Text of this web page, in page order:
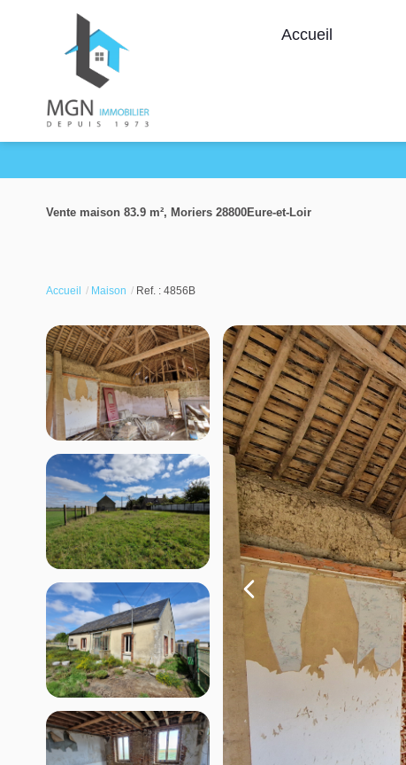
Accueil
Vente maison 83.9 m², Moriers 28800Eure-et-Loir
Accueil Maison Ref. : 4856B